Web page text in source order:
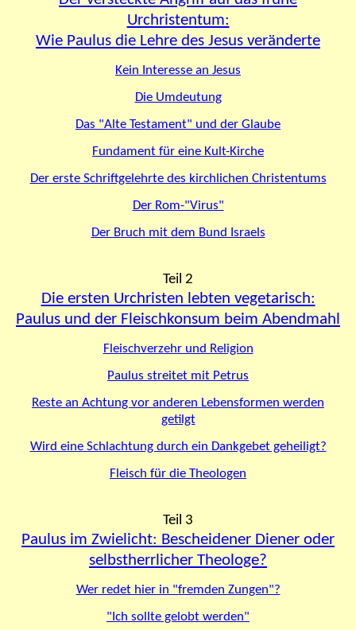
Urchristentum:
Wie Paulus die Lehre des Jesus veränderte
Kein Interesse an Jesus
Die Umdeutung
Das "Alte Testament" und der Glaube
Fundament für eine Kult-Kirche
Der erste Schriftgelehrte des kirchlichen Christentums
Der Rom-"Virus"
Der Bruch mit dem Bund Israels
Teil 2
Die ersten Urchristen lebten vegetarisch:
Paulus und der Fleischkonsum beim Abendmahl
Fleischverzehr und Religion
Paulus streitet mit Petrus
Reste an Achtung vor anderen Lebensformen werden
getilgt
Wird eine Schlachtung durch ein Dankgebet geheiligt?
Fleisch für die Theologen
Teil 3
Paulus im Zwielicht: Bescheidener Diener oder
selbstherrlicher Theologe?
Wer redet hier in "fremden Zungen"?
"Ich sollte gelobt werden"